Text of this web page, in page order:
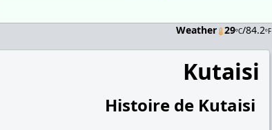
Weather 29ºC/84.2ºF
Kutaisi
Histoire de Kutaisi